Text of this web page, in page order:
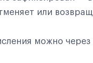
или
можно